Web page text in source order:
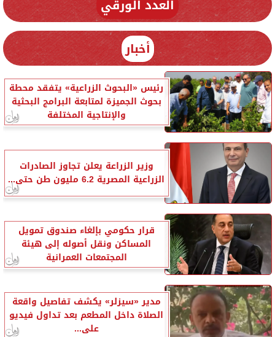
العدد الورقي
أخبار
رئيس «البحوث الزراعية» يتفقد محطة
بحوث الجميزة لمتابعة البرامج البحثية
والإنتاجية المختلفة
وزير الزراعة يعلن تجاوز الصادرات
الزراعية المصرية 6.2 مليون طن حتى...
قرار حكومي بإلغاء صندوق تمويل
المساكن ونقل أصوله إلى هيئة
المجتمعات العمرانية
مدير «سيزلر» يكشف تفاصيل واقعة
الصلاة داخل المطعم بعد تداول فيديو
على...